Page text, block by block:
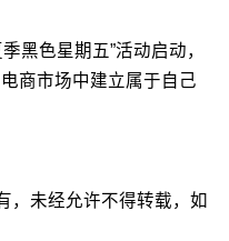
黑色星期五”活动启动，
商市场中建立属于自己
，未经允许不得转载，如